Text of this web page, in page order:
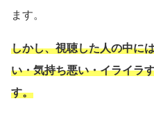
ます。
しかし、視聴した人の中に
い・気持ち悪い・イライラ
す。